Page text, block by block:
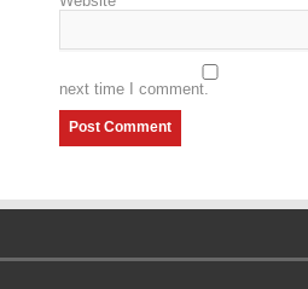
next time I comment.